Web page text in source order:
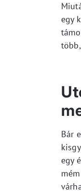
egy
Bár
egy